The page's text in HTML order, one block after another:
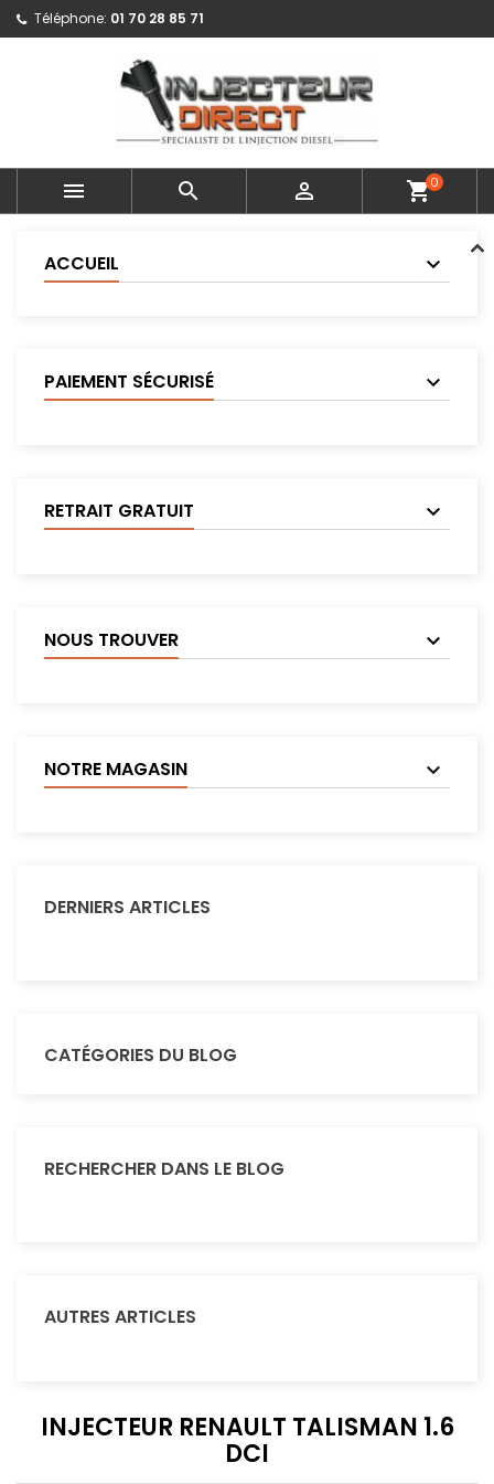
Téléphone: 01 70 28 85 71
   shopping_cart0
ACCUEIL
PAIEMENT SÉCURISÉ
RETRAIT GRATUIT
NOUS TROUVER
NOTRE MAGASIN
DERNIERS ARTICLES
CATÉGORIES DU BLOG
RECHERCHER DANS LE BLOG
AUTRES ARTICLES
INJECTEUR RENAULT TALISMAN 1.6
DCI